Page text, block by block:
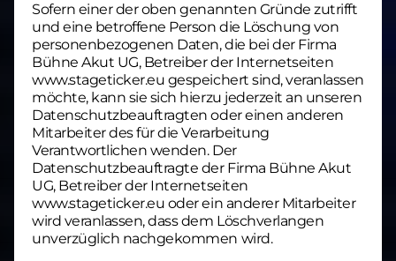
Sofern einer der oben genannten Gründe zutrifft
und eine betroffene Person die Löschung von
personenbezogenen Daten, die bei der Firma
Bühne Akut UG, Betreiber der Internetseiten
www.stageticker.eu gespeichert sind, veranlassen
möchte, kann sie sich hierzu jederzeit an unseren
Datenschutzbeauftragten oder einen anderen
Mitarbeiter des für die Verarbeitung
Verantwortlichen wenden. Der
Datenschutzbeauftragte der Firma Bühne Akut
UG, Betreiber der Internetseiten
www.stageticker.eu oder ein anderer Mitarbeiter
wird veranlassen, dass dem Löschverlangen
unverzüglich nachgekommen wird.